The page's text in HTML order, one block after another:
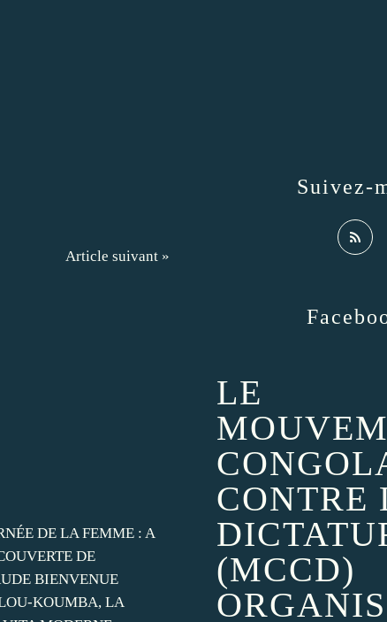
Article suivant »
Suivez-
LE
CONTRE
(MCCD)